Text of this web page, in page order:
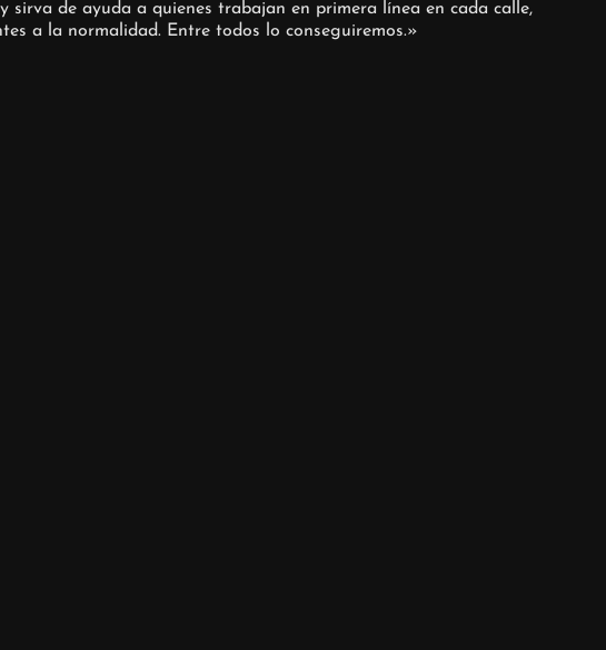
de ayuda a quienes trabajan en primera línea en cada calle,
a la normalidad. Entre todos lo conseguiremos.»